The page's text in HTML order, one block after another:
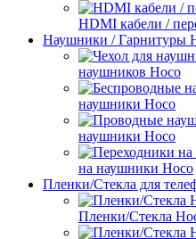
HDMI кабели /
Наушники / Гарнитуры
наушников Hoco
наушники Hoco
наушники Hoco
на наушники Hoco
Пленки/Стекла для
Пленки/Стекла